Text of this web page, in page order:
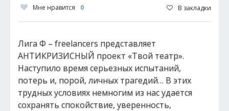
Мне нравится 0 В закладки
Лига Ф – freelancers представляет
АНТИКРИЗИСНЫЙ проект «Твой театр».
Наступило время серьезных испытаний,
потерь и, порой, личных трагедий… В этих
трудных условиях немногим из нас удается
сохранять спокойствие, уверенность,